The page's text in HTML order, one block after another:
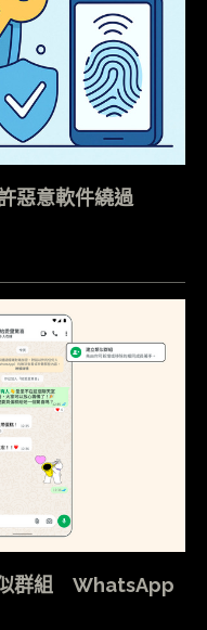
惡意軟件繞過
似群組 WhatsApp